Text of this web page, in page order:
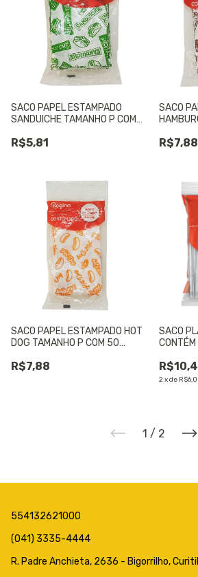
SACO PAPEL ESTAMPADO
SANDUICHE TAMANHO P COM
R$5,81
SACO
R$7,88
SACO PAPEL ESTAMPADO HOT
DOG TAMANHO P COM 50
R$7,88
SACO
2xde
1 / 2
554132621000
(041) 3335-4444
R. Padre Anchieta, 2636 - Bigorrilho,